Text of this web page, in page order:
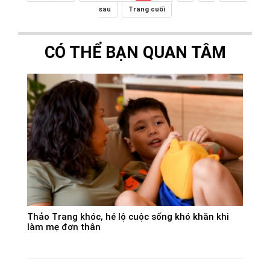
sau
Trang cuối
CÓ THỂ BẠN QUAN TÂM
Thảo Trang khóc, hé lộ cuộc sống khó khăn khi
làm mẹ đơn thân